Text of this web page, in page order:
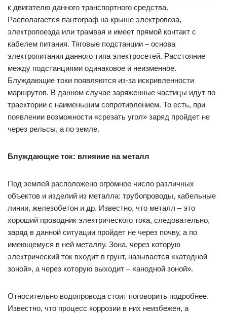
к двигателю данного транспортного средства.
Располагается пантограф на крыше электровоза,
электропоезда или трамвая и имеет прямой контакт с
кабелем питания. Тяговые подстанции – основа
электропитания данного типа электросетей. Расстояние
между подстанциями одинаковое и неизменное.
Блуждающие токи появляются из-за искривленности
маршрутов. В данном случае заряженные частицы идут по
траектории с наименьшим сопротивлением. То есть, при
появлении возможности «срезать угол» заряд пройдет не
через рельсы, а по земле.
Блуждающие ток: влияние на металл
Под землей расположено огромное число различных
объектов и изделий из металла: трубопроводы, кабельные
линии, железобетон и др. Известно, что металл – это
хороший проводник электрического тока, следовательно,
заряд в данной ситуации пройдет не через почву, а по
имеющемуся в ней металлу. Зона, через которую
электрический ток входит в грунт, называется «катодной
зоной», а через которую выходит – «анодной зоной».
Относительно водопровода стоит поговорить подробнее.
Известно, что процесс коррозии в них неизбежен, а